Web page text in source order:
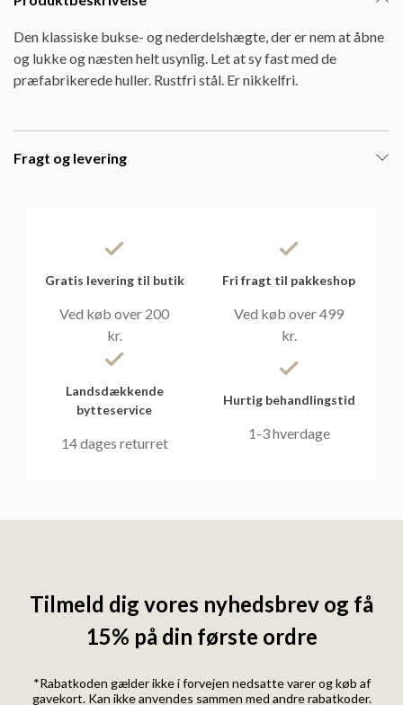
Den klassiske bukse- og nederdelshægte, der er nem at åbne
og lukke og næsten helt usynlig. Let at sy fast med de
præfabrikerede huller. Rustfri stål. Er nikkelfri.
Fragt og levering
Gratis levering til butik
Ved køb over 200
kr.
Fri fragt til pakkeshop
Ved køb over 499
kr.
Landsdækkende
bytteservice
14 dages returret
Hurtig behandlingstid
1-3 hverdage
Tilmeld dig vores nyhedsbrev og få
15% på din første ordre
*Rabatkoden gælder ikke i forvejen nedsatte varer og køb af
gavekort. Kan ikke anvendes sammen med andre rabatkoder.